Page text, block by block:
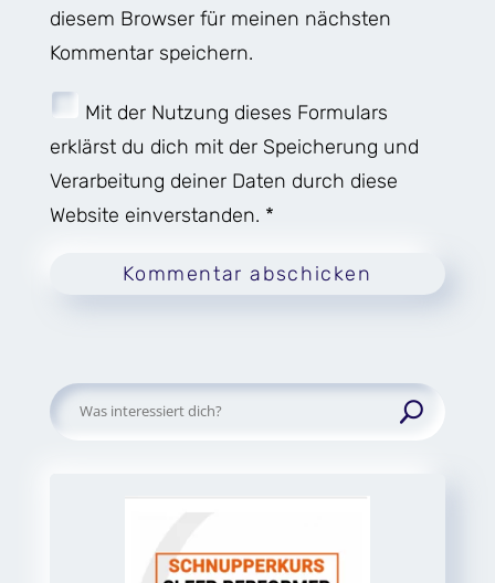
diesem Browser für meinen nächsten
Kommentar speichern.
Mit der Nutzung dieses Formulars
erklärst du dich mit der Speicherung und
Verarbeitung deiner Daten durch diese
Website einverstanden. *
Kommentar abschicken
Suchen